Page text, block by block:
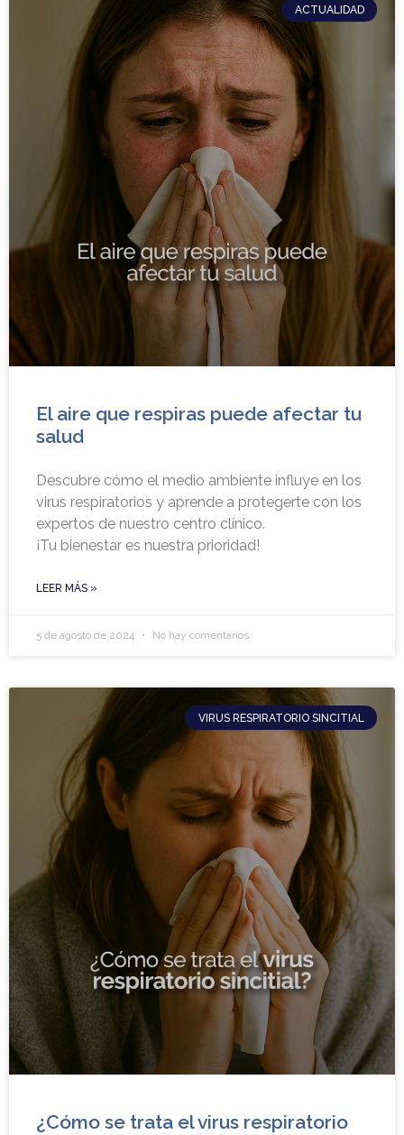
ACTUALIDAD
El aire que respiras puede afectar tu
salud
Descubre cómo el medio ambiente influye en los
virus respiratorios y aprende a protegerte con los
expertos de nuestro centro clínico.
¡Tu bienestar es nuestra prioridad!
LEER MÁS »
5 de agosto de 2024 No hay comentarios
VIRUS RESPIRATORIO SINCITIAL
¿Cómo se trata el virus respiratorio